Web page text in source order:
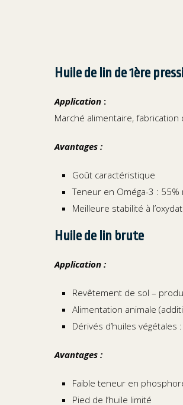
Huile de lin de 1ère
Application :
Marché alimentaire, fabrication
Avantages :
Goût caractéristique
Teneur en Oméga-3 : 55%
Meilleure stabilité à
Huile de lin brute
Application :
Revêtement de sol –
Alimentation animale
Dérivés d’huiles végétales
Avantages :
Faible teneur en
Pied de l’huile limité